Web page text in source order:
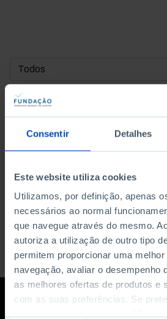
Consentir Detalhes
Este website utiliza cookies
Utilizamos, por definição, apenas
necessários ao normal
que navegue através do mesmo.
autoriza a utilização de outro tipo
permitem proporcionar uma
navegação, avaliar o desempenho
as melhores ofertas de produtos e
com as suas preferências. Se
DATA DE INÍCIO
DATA DE FIM